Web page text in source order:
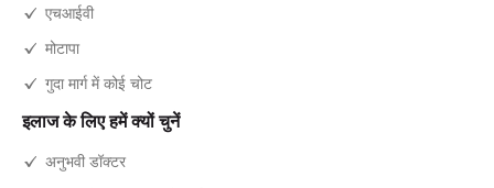
एचआईवी
मोटापा
गुदा मार्ग में कोई चोट
इलाज के लिए हमें क्यों चुनें
अनुभवी डॉक्टर